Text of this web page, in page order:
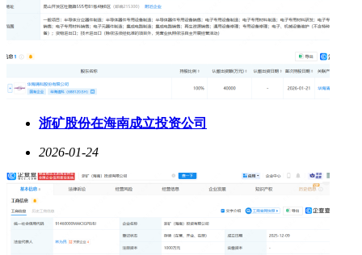
浙矿股份在海南成立投资公司
2026-01-24